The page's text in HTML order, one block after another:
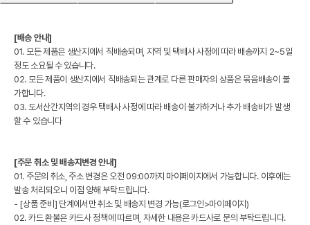
[배송 안내]
01. 모든 제품은 생산지에서 직배송되며, 지역 및 택배사 사정에 따라 배송까지 2~5일
정도 소요될 수 있습니다.
02. 모든 제품이 생산지에서 직배송되는 관계로 다른 판매자의 상품은 묶음배송이 불
가합니다.
03. 도서산간지역의 경우 택배사 사정에 따라 배송이 불가하거나 추가 배송비가 발생
할 수 있습니다
[주문 취소 및 배송지변경 안내]
01. 주문의 취소, 주소 변경은 오전 09:00까지 마이페이지에서 가능합니다. 이후에는
발송 처리되오니 이점 양해 부탁드립니다.
- [상품 준비] 단계에서만 취소 및 배송지 변경 가능(로그인>마이페이지)
02. 카드 환불은 카드사 정책에 따르며, 자세한 내용은 카드사로 문의 부탁드립니다.